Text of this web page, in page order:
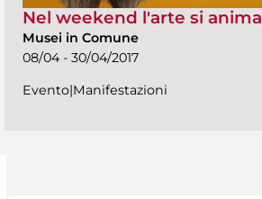
Nel weekend l'arte si anima
Musei in Comune
08/04 - 30/04/2017
Evento|Manifestazioni